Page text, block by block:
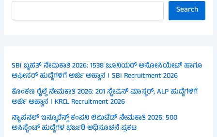
Search
SBI ಬೃಹತ್ ನೇಮಕಾತಿ 2026: 1538 ಜೂನಿಯರ್ ಅಸೋಸಿಯೇಟ್ ಹಾಗೂ
ಆಫೀಸರ್ ಹುದ್ದೆಗಳಿಗೆ ಅರ್ಜಿ ಅಹ್ವಾನ । SBI Recruitment 2026
ಕೊಂಕಣ ರೈಲ್ವೆ ನೇಮಕಾತಿ 2026: 201 ಸ್ಟೇಷನ್ ಮಾಸ್ಟರ್, ALP ಹುದ್ದೆಗಳಿಗೆ
ಅರ್ಜಿ ಅಹ್ವಾನ । KRCL Recruitment 2026
ನ್ಯಾಷನಲ್ ಇನ್ಶೂರೆನ್ಸ್ ಕಂಪನಿ ಲಿಮಿಟೆಡ್ ನೇಮಕಾತಿ 2026: 500
ಅಸಿಸ್ಟೆಂಟ್ ಹುದ್ದೆಗಳ ಭರ್ಜರಿ ಅಧಿಸೂಚನೆ ಪ್ರಕಟ